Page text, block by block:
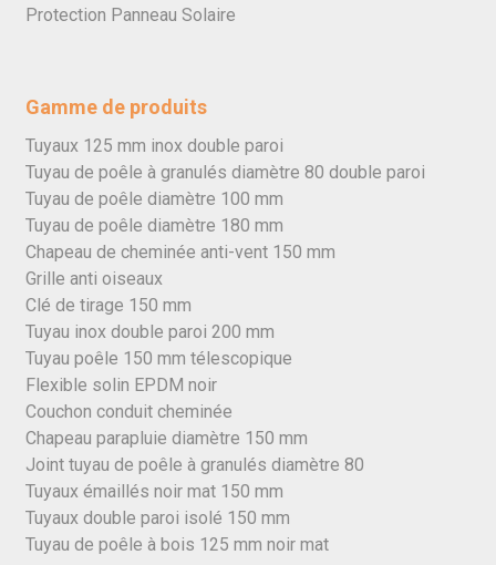
Protection Panneau Solaire
Gamme de produits
Tuyaux 125 mm inox double paroi
Tuyau de poêle à granulés diamètre 80 double paroi
Tuyau de poêle diamètre 100 mm
Tuyau de poêle diamètre 180 mm
Chapeau de cheminée anti-vent 150 mm
Grille anti oiseaux
Clé de tirage 150 mm
Tuyau inox double paroi 200 mm
Tuyau poêle 150 mm télescopique
Flexible solin EPDM noir
Couchon conduit cheminée
Chapeau parapluie diamètre 150 mm
Joint tuyau de poêle à granulés diamètre 80
Tuyaux émaillés noir mat 150 mm
Tuyaux double paroi isolé 150 mm
Tuyau de poêle à bois 125 mm noir mat